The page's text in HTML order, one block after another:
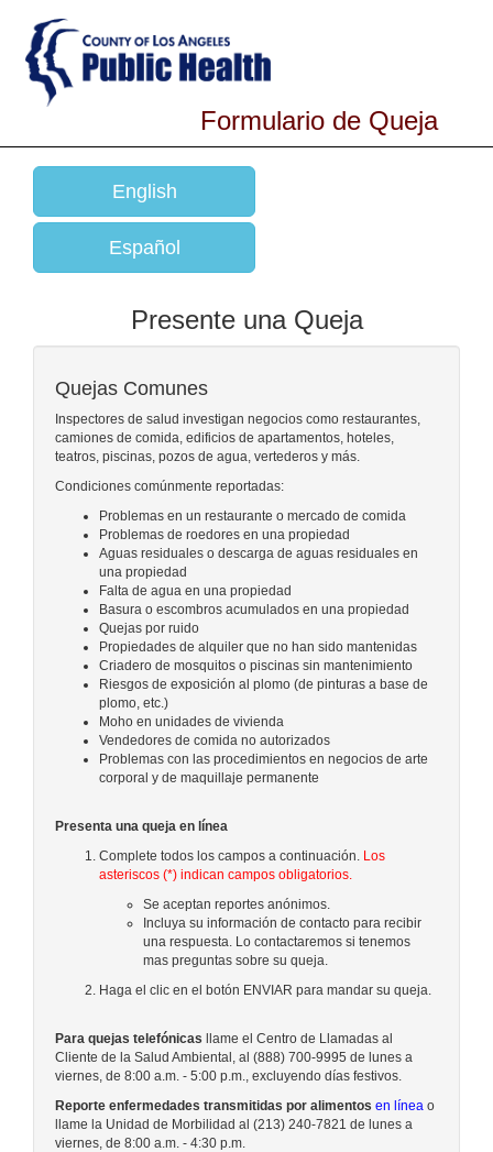
Formulario de Queja
English
Español
Presente una Queja
Quejas Comunes
Inspectores de salud investigan negocios como restaurantes,
camiones de comida, edificios de apartamentos, hoteles,
teatros, piscinas, pozos de agua, vertederos y más.
Condiciones comúnmente reportadas:
Problemas en un restaurante o mercado de comida
Problemas de roedores en una propiedad
Aguas residuales o descarga de aguas residuales en
una propiedad
Falta de agua en una propiedad
Basura o escombros acumulados en una propiedad
Quejas por ruido
Propiedades de alquiler que no han sido mantenidas
Criadero de mosquitos o piscinas sin mantenimiento
Riesgos de exposición al plomo (de pinturas a base de
plomo, etc.)
Moho en unidades de vivienda
Vendedores de comida no autorizados
Problemas con las procedimientos en negocios de arte
corporal y de maquillaje permanente
Presenta una queja en línea
Complete todos los campos a continuación. Los
asteriscos (*) indican campos obligatorios.
Se aceptan reportes anónimos.
Incluya su información de contacto para recibir
una respuesta. Lo contactaremos si tenemos
mas preguntas sobre su queja.
Haga el clic en el botón ENVIAR para mandar su queja.
Para quejas telefónicas
llame el Centro de Llamadas al
Cliente de la Salud Ambiental, al (888) 700-9995 de lunes a
viernes, de 8:00 a.m. - 5:00 p.m., excluyendo días festivos.
Reporte enfermedades transmitidas por alimentos en línea o
llame la Unidad de Morbilidad al (213) 240-7821 de lunes a
viernes, de 8:00 a.m. - 4:30 p.m.